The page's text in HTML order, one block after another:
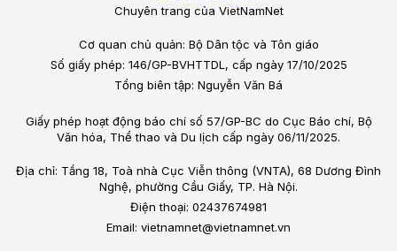
Chuyên trang của VietNamNet
Cơ quan chủ quản: Bộ Dân tộc và Tôn giáo
Số giấy phép: 146/GP-BVHTTDL, cấp ngày 17/10/2025
Tổng biên tập: Nguyễn Văn Bá
Giấy phép hoạt động báo chí số 57/GP-BC do Cục Báo chí, Bộ
Văn hóa, Thể thao và Du lịch cấp ngày 06/11/2025.
Địa chỉ: Tầng 18, Toà nhà Cục Viễn thông (VNTA), 68 Dương Đình
Nghệ, phường Cầu Giấy, TP. Hà Nội.
Điện thoại: 02437674981
Email: vietnamnet@vietnamnet.vn